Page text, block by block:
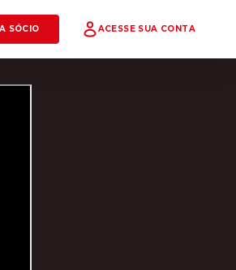
SÓCIO ACESSE SUA CONTA